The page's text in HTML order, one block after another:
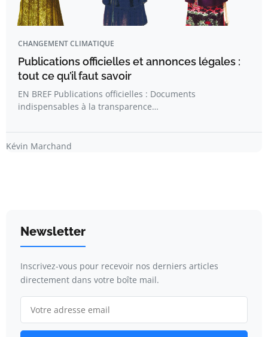
CHANGEMENT CLIMATIQUE
Publications officielles et annonces légales :
tout ce qu’il faut savoir
EN BREF Publications officielles : Documents
indispensables à la transparence…
Kévin Marchand
Newsletter
Inscrivez-vous pour recevoir nos derniers articles
directement dans votre boîte mail.